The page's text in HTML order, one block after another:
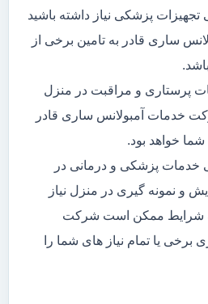
پزشکی نیاز داشته باشید
ساری قادر به تامین برخی از
پرستاری و مراقبت در منزل
خدمات آمبولانس ساری قادر
شما خواهد بود.
خدمات پزشکی و درمانی در
و نمونه گیری در منزل نیاز
به شرایط ممکن است شرکت
یا تمام نیاز های شما را